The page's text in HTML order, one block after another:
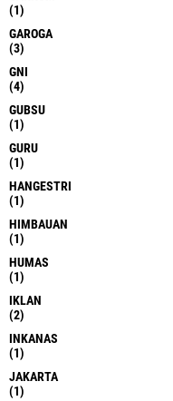
(1)
GAROGA
(3)
GNI
(4)
GUBSU
(1)
GURU
(1)
HANGESTRI
(1)
HIMBAUAN
(1)
HUMAS
(1)
IKLAN
(2)
INKANAS
(1)
JAKARTA
(1)